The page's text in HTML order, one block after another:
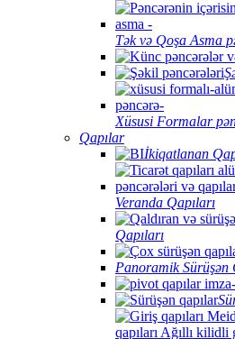
Tək və Qoşa Asma
Xüsusi Formalar
Qapılar
İkiqatlanan
Veranda Qapıları
Qapıları
Panoramik Sürüşən